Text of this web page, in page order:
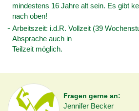
mindestens 16 Jahre alt sein. Es gibt
nach oben!
Arbeitszeit: i.d.R. Vollzeit (39
Absprache auch in
Teilzeit möglich.
Fragen gerne an:
Jennifer Becker